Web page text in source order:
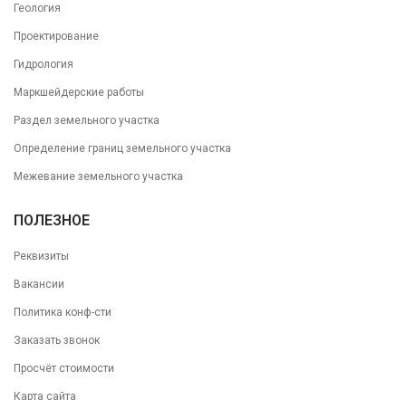
Геология
Проектирование
Гидрология
Маркшейдерские работы
Раздел земельного участка
Определение границ земельного участка
Межевание земельного участка
ПОЛЕЗНОЕ
Реквизиты
Вакансии
Политика конф-сти
Заказать звонок
Просчёт стоимости
Карта сайта